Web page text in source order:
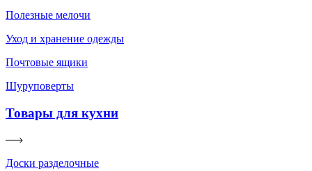
Полезные мелочи
Уход и хранение одежды
Почтовые ящики
Шуруповерты
Товары для кухни
Доски разделочные